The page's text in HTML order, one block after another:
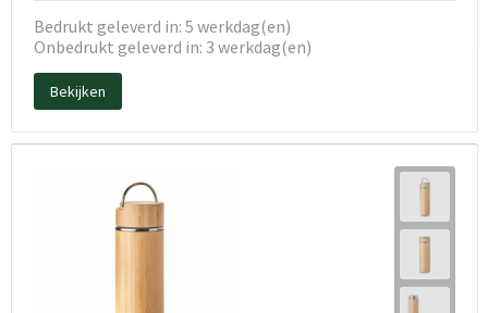
Bedrukt geleverd in: 5 werkdag(en)
Onbedrukt geleverd in: 3 werkdag(en)
Bekijken